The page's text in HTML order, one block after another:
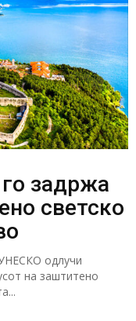
задржа
светско
одлучи
на заштитено